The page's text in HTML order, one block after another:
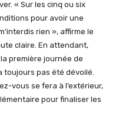
« Sur les cinq ou six
pour avoir une
rien », affirme le
claire. En attendant,
première journée de
toujours pas été dévoilé.
vous se fera à l’extérieur,
pour finaliser les